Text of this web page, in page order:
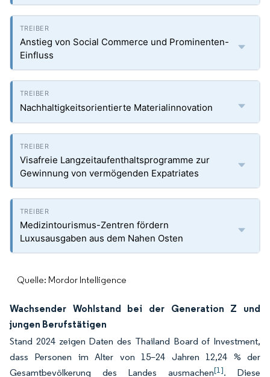
Anstieg von Social Commerce und Prominenten-
Einfluss
Nachhaltigkeitsorientierte Materialinnovation
Visafreie Langzeitaufenthaltsprogramme zur
Gewinnung von vermögenden Expatriates
Medizintourismus-Zentren fördern
Luxusausgaben aus dem Nahen Osten
Quelle: Mordor Intelligence
Wachsender Wohlstand bei der Generation Z und
jungen Berufstätigen
Stand 2024 zeigen Daten des Thailand Board of Investment,
dass Personen im Alter von 15–24 Jahren 12,24 % der
Gesamtbevölkerung des Landes ausmachen[1]. Diese